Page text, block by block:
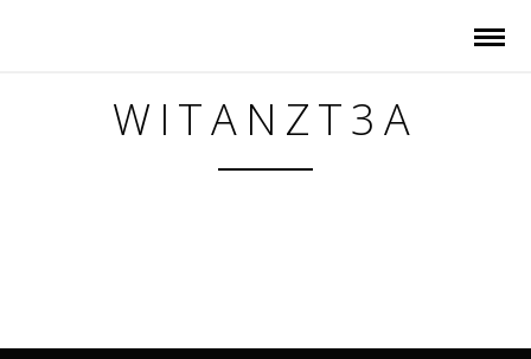
WITANZT3A